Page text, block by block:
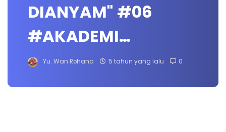
DIANYAM" #06
#AKADEMI…
Yu. Wan Rohana 5 tahun yang lalu 0